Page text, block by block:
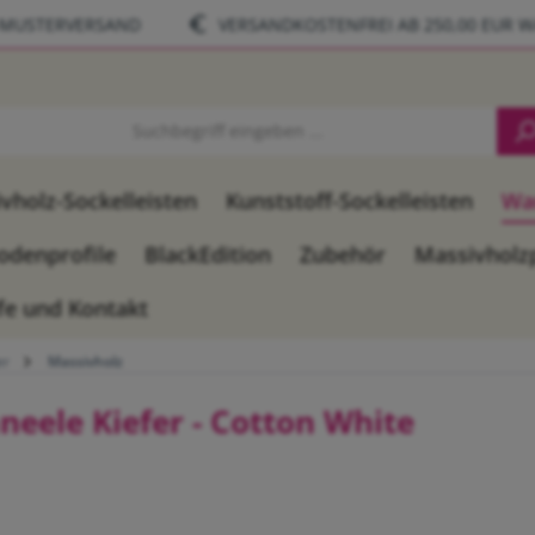
VERSANDKOSTENFREI AB 250,00 EUR
Sockelleisten Kunststoff-Sockelleisten
BlackEdition Zubehör
und Kontakt
Massivholz
Kiefer - Cotton White